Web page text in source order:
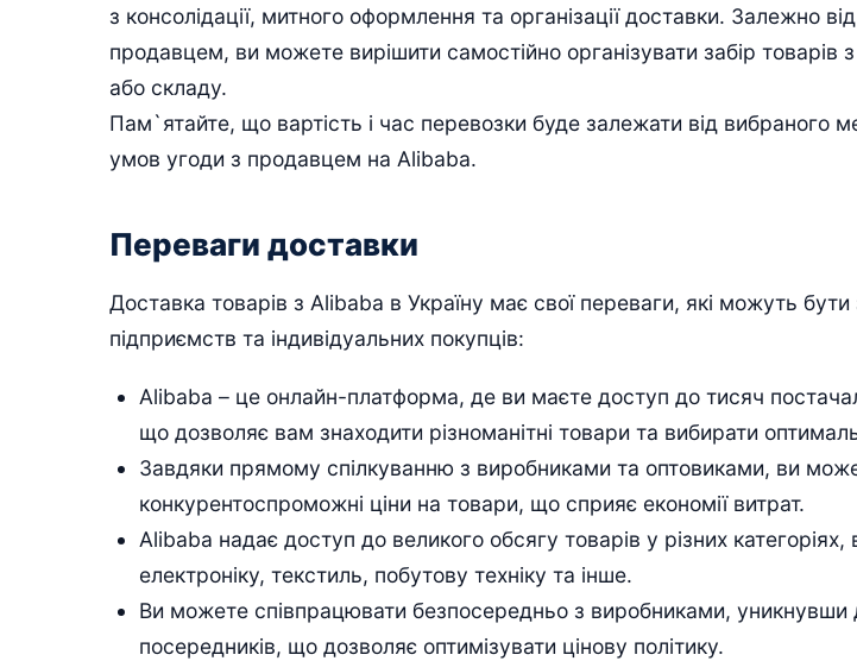
з консолідації, митного оформлення та організації доставки. Залежно
продавцем, ви можете вирішити самостійно організувати забір товарів
або складу.
Пам`ятайте, що вартість і час перевозки буде залежати від вибраного
умов угоди з продавцем на Alibaba.
Переваги доставки
Доставка товарів з Alibaba в Україну має свої переваги, які можуть
підприємств та індивідуальних покупців:
Alibaba – це онлайн-платформа, де ви маєте доступ до тисяч
що дозволяє вам знаходити різноманітні товари та вибирати
Завдяки прямому спілкуванню з виробниками та оптовиками, ви
конкурентоспроможні ціни на товари, що сприяє економії витрат.
Alibaba надає доступ до великого обсягу товарів у різних
електроніку, текстиль, побутову техніку та інше.
Ви можете співпрацювати безпосередньо з виробниками, уникнувши
посередників, що дозволяє оптимізувати цінову політику.